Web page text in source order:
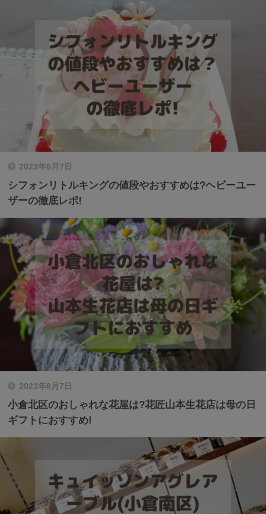
2023年6月7日
シフォンリトルキングの値段やおすすめは?ヘビーユー
ザーの徹底レポ!
2023年6月7日
小倉北区のおしゃれな花屋は?花匠山本生花店は母の日
ギフトにおすすめ!